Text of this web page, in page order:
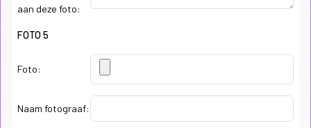
aan deze foto:
FOTO 5
Foto:
Naam fotograaf: